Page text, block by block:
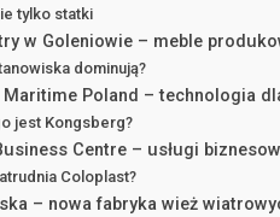
tylko statki
w Goleniowie – meble
dominują?
Maritime Poland – technologia
jest Kongsberg?
Centre – usługi
Coloplast?
– nowa fabryka wież